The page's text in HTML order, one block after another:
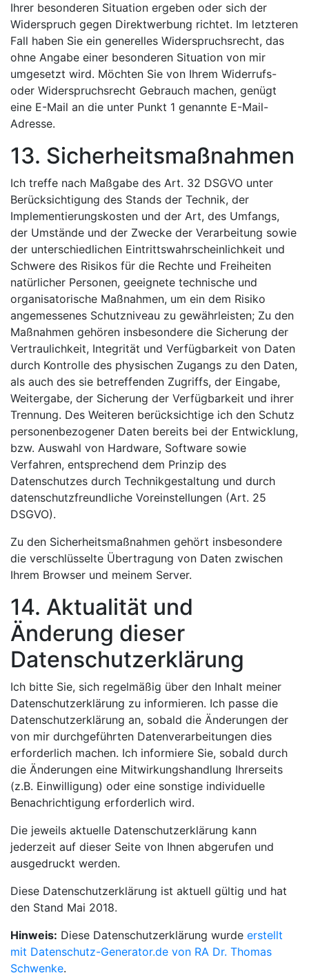
Ihrer besonderen Situation ergeben oder sich der
Widerspruch gegen Direktwerbung richtet. Im letzteren
Fall haben Sie ein generelles Widerspruchsrecht, das
ohne Angabe einer besonderen Situation von mir
umgesetzt wird. Möchten Sie von Ihrem Widerrufs-
oder Widerspruchsrecht Gebrauch machen, genügt
eine E-Mail an die unter Punkt 1 genannte E-Mail-
Adresse.
13. Sicherheitsmaßnahmen
Ich treffe nach Maßgabe des Art. 32 DSGVO unter
Berücksichtigung des Stands der Technik, der
Implementierungskosten und der Art, des Umfangs,
der Umstände und der Zwecke der Verarbeitung sowie
der unterschiedlichen Eintrittswahrscheinlichkeit und
Schwere des Risikos für die Rechte und Freiheiten
natürlicher Personen, geeignete technische und
organisatorische Maßnahmen, um ein dem Risiko
angemessenes Schutzniveau zu gewährleisten; Zu den
Maßnahmen gehören insbesondere die Sicherung der
Vertraulichkeit, Integrität und Verfügbarkeit von Daten
durch Kontrolle des physischen Zugangs zu den Daten,
als auch des sie betreffenden Zugriffs, der Eingabe,
Weitergabe, der Sicherung der Verfügbarkeit und ihrer
Trennung. Des Weiteren berücksichtige ich den Schutz
personenbezogener Daten bereits bei der Entwicklung,
bzw. Auswahl von Hardware, Software sowie
Verfahren, entsprechend dem Prinzip des
Datenschutzes durch Technikgestaltung und durch
datenschutzfreundliche Voreinstellungen (Art. 25
DSGVO).
Zu den Sicherheitsmaßnahmen gehört insbesondere
die verschlüsselte Übertragung von Daten zwischen
Ihrem Browser und meinem Server.
14. Aktualität und
Änderung dieser
Datenschutzerklärung
Ich bitte Sie, sich regelmäßig über den Inhalt meiner
Datenschutzerklärung zu informieren. Ich passe die
Datenschutzerklärung an, sobald die Änderungen der
von mir durchgeführten Datenverarbeitungen dies
erforderlich machen. Ich informiere Sie, sobald durch
die Änderungen eine Mitwirkungshandlung Ihrerseits
(z.B. Einwilligung) oder eine sonstige individuelle
Benachrichtigung erforderlich wird.
Die jeweils aktuelle Datenschutzerklärung kann
jederzeit auf dieser Seite von Ihnen abgerufen und
ausgedruckt werden.
Diese Datenschutzerklärung ist aktuell gültig und hat
den Stand Mai 2018.
Hinweis: Diese Datenschutzerklärung wurde erstellt
mit Datenschutz-Generator.de von RA Dr. Thomas
Schwenke.